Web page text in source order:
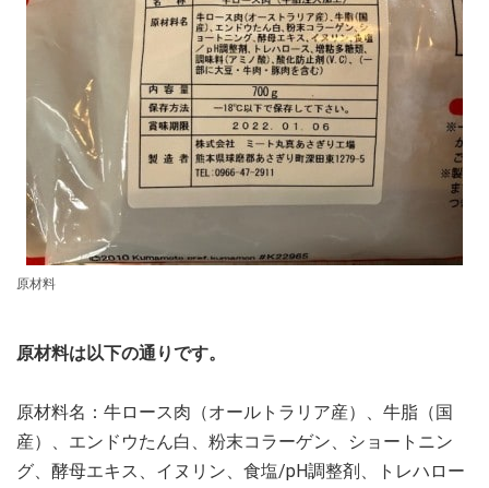
原材料
原材料は以下の通りです。
原材料名：牛ロース肉（オールトラリア産）、牛脂（国
産）、エンドウたん白、粉末コラーゲン、ショートニン
グ、酵母エキス、イヌリン、食塩/pH調整剤、トレハロー